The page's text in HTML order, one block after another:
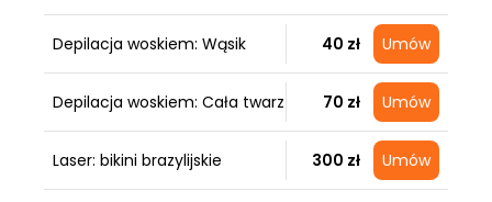
Depilacja woskiem: Wąsik 40 zł Umów
Depilacja woskiem: Cała twarz 70 zł Umów
Laser: bikini brazylijskie 300 zł Umów